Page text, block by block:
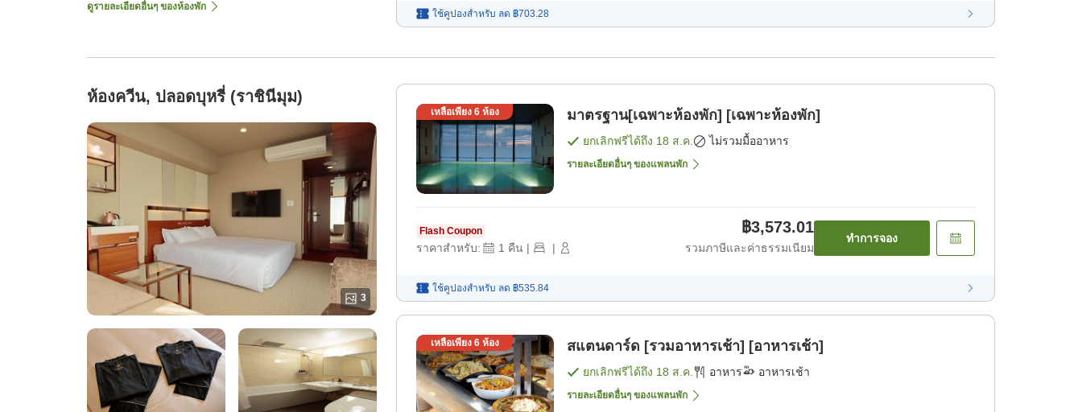
ดูรายละเอียดอื่นๆ ของห้องพัก
ใช้คูปองสำหรับ ลด ฿703.28
ห้องควีน, ปลอดบุหรี่ (ราชินีมุม)
3
เหลือเพียง 6ห้อง มาตรฐาน[เฉพาะห้องพัก] [เฉพาะห้องพัก]
ยกเลิกฟรีได้ถึง 18 ส.ค. ไม่รวมมื้ออาหาร
รายละเอียดอื่นๆ ของแพลนพัก
Flash Coupon
ราคาสำหรับ: 1 คืน | |
฿3,573.01
รวมภาษีและค่าธรรมเนียม
ทำการจอง
ใช้คูปองสำหรับ ลด ฿535.84
เหลือเพียง 6ห้อง สแตนดาร์ด [รวมอาหารเช้า] [อาหารเช้า]
ยกเลิกฟรีได้ถึง 18 ส.ค. อาหาร อาหารเช้า
รายละเอียดอื่นๆ ของแพลนพัก